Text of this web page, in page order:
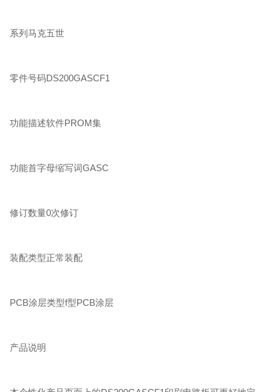
系列马克五世
零件号码DS200GASCF1
功能描述软件PROM集
功能首字母缩写词GASC
修订数量0次修订
装配类型正常装配
PCB涂层类型f型PCB涂层
产品说明